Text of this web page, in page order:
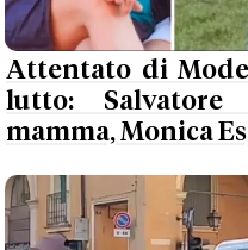
Attentato di
lutto:
mamma, Monica